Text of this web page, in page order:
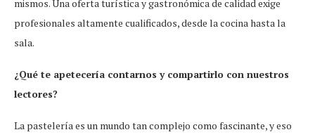
mismos. Una oferta turística y gastronómica de calidad exige
profesionales altamente cualificados, desde la cocina hasta la
sala.
¿Qué te apetecería contarnos y compartirlo con nuestros
lectores?
La pastelería es un mundo tan complejo como fascinante, y eso